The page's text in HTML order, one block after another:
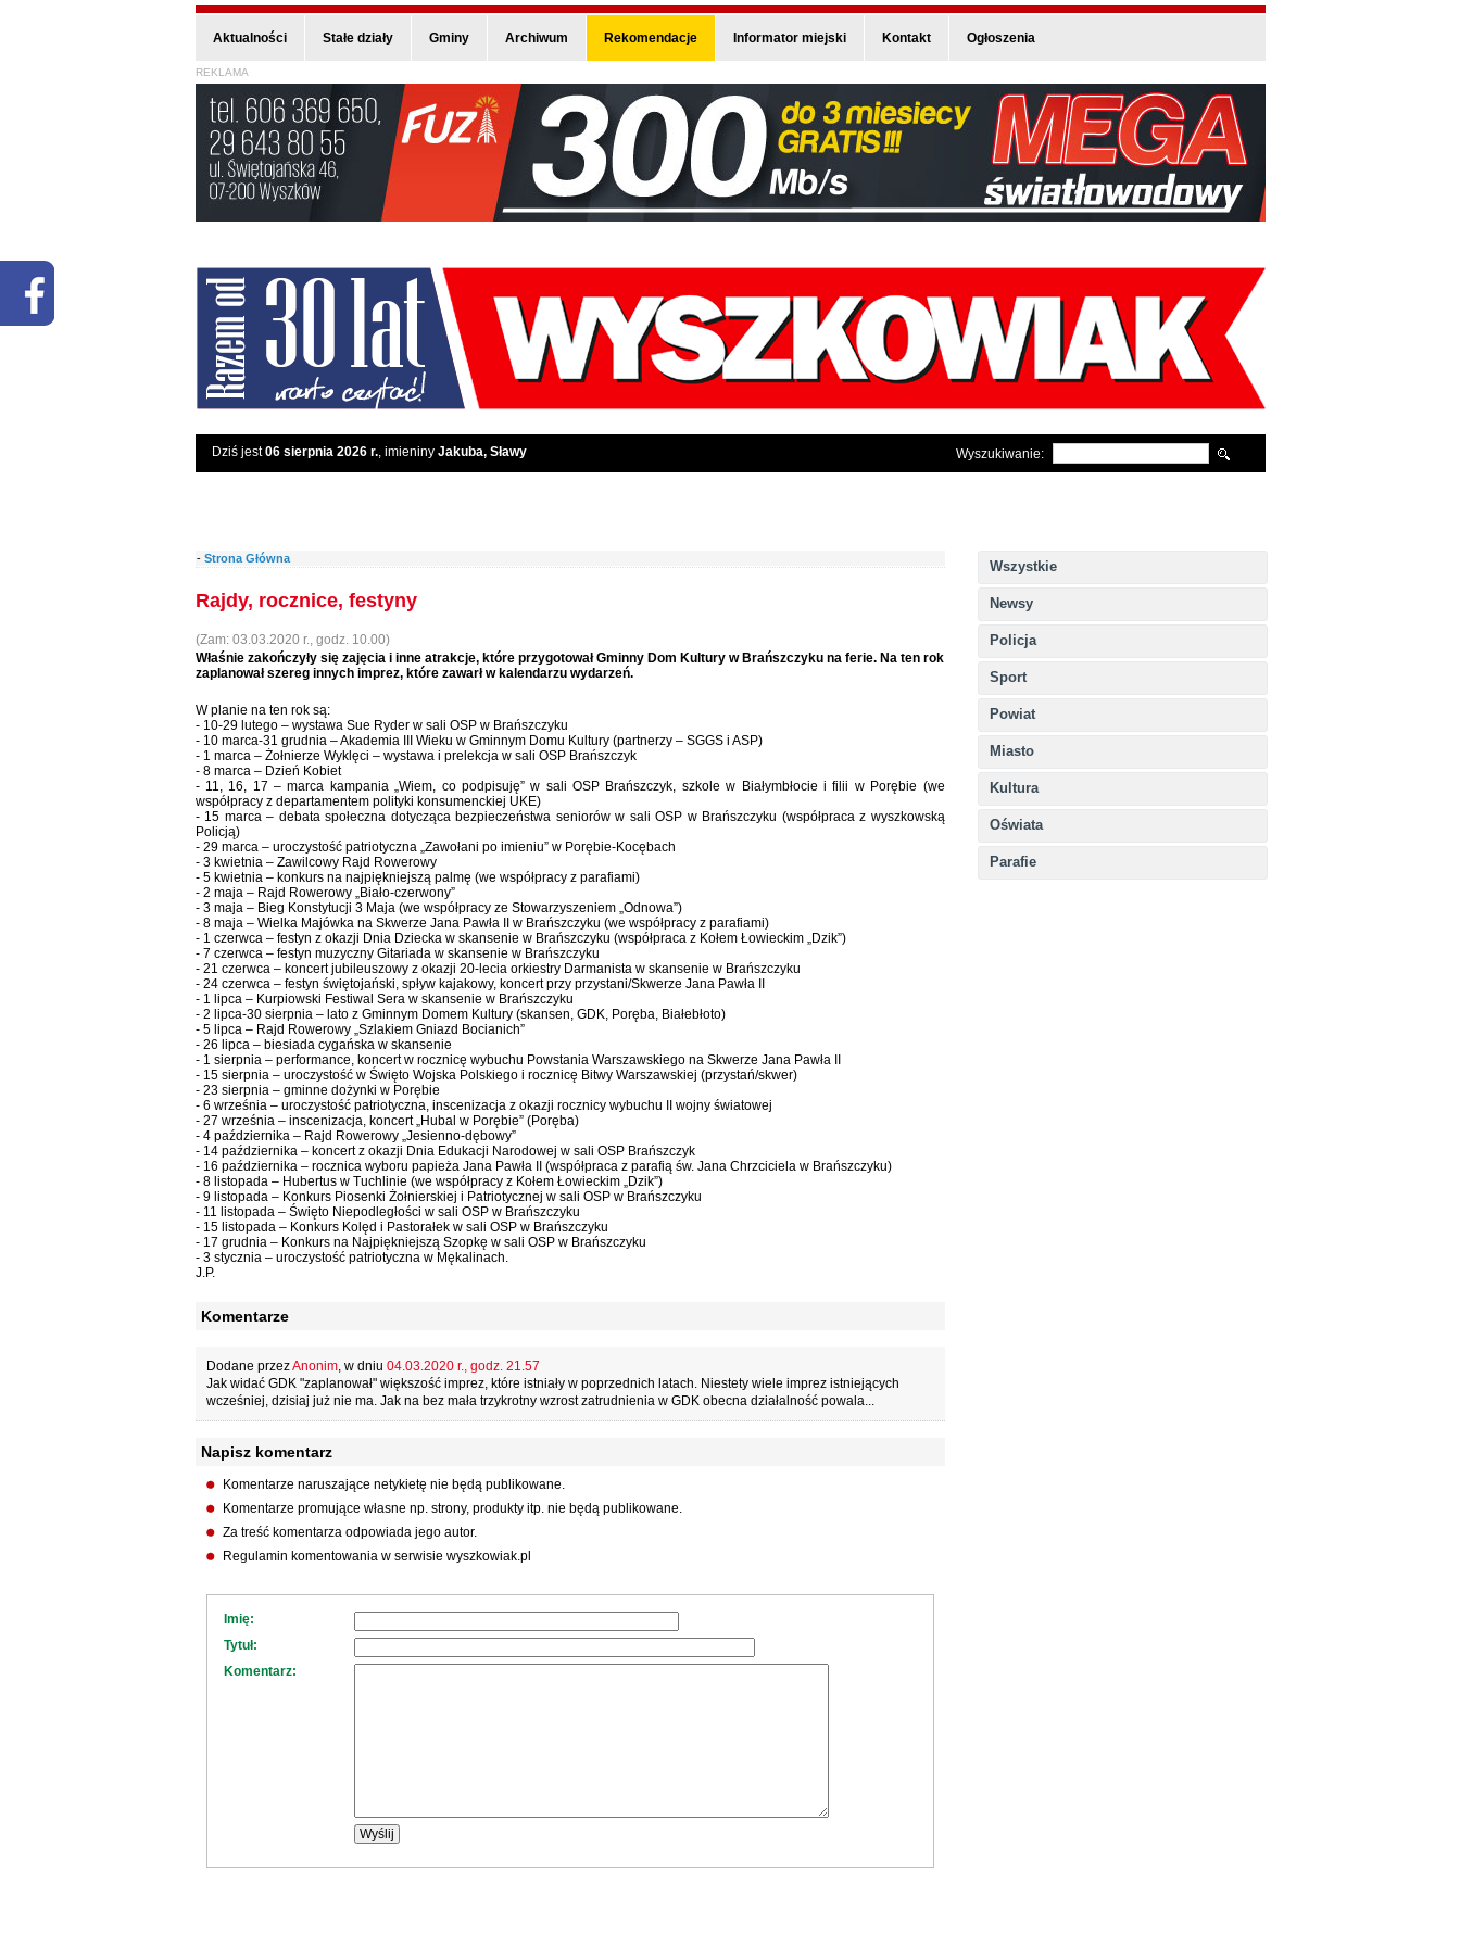
Aktualności Stałe działy Gminy Archiwum Rekomendacje Informator miejski Kontakt Ogłoszenia
REKLAMA
Dziś jest06 sierpnia 2026 r., imieniny Jakuba, Sławy Wyszukiwanie:
Wszystkie
Newsy
Policja
Sport
Powiat
Miasto
Kultura
Oświata
Parafie
- Strona Główna
Rajdy, rocznice, festyny
(Zam: 03.03.2020 r., godz. 10.00)
Właśnie zakończyły się zajęcia i inne atrakcje, które przygotował Gminny Dom Kultury w Brańszczyku na ferie. Na ten rok
zaplanował szereg innych imprez, które zawarł w kalendarzu wydarzeń.
W planie na ten rok są:
- 10-29 lutego – wystawa Sue Ryder w sali OSP w Brańszczyku
- 10 marca-31 grudnia – Akademia III Wieku w Gminnym Domu Kultury (partnerzy – SGGS i ASP)
- 1 marca – Żołnierze Wyklęci – wystawa i prelekcja w sali OSP Brańszczyk
- 8 marca – Dzień Kobiet
- 11, 16, 17 – marca kampania „Wiem, co podpisuję” w sali OSP Brańszczyk, szkole w Białymbłocie i filii w Porębie (we
współpracy z departamentem polityki konsumenckiej UKE)
- 15 marca – debata społeczna dotycząca bezpieczeństwa seniorów w sali OSP w Brańszczyku (współpraca z wyszkowską
Policją)
- 29 marca – uroczystość patriotyczna „Zawołani po imieniu” w Porębie-Kocębach
- 3 kwietnia – Zawilcowy Rajd Rowerowy
- 5 kwietnia – konkurs na najpiękniejszą palmę (we współpracy z parafiami)
- 2 maja – Rajd Rowerowy „Biało-czerwony”
- 3 maja – Bieg Konstytucji 3 Maja (we współpracy ze Stowarzyszeniem „Odnowa”)
- 8 maja – Wielka Majówka na Skwerze Jana Pawła II w Brańszczyku (we współpracy z parafiami)
- 1 czerwca – festyn z okazji Dnia Dziecka w skansenie w Brańszczyku (współpraca z Kołem Łowieckim „Dzik”)
- 7 czerwca – festyn muzyczny Gitariada w skansenie w Brańszczyku
- 21 czerwca – koncert jubileuszowy z okazji 20-lecia orkiestry Darmanista w skansenie w Brańszczyku
- 24 czerwca – festyn świętojański, spływ kajakowy, koncert przy przystani/Skwerze Jana Pawła II
- 1 lipca – Kurpiowski Festiwal Sera w skansenie w Brańszczyku
- 2 lipca-30 sierpnia – lato z Gminnym Domem Kultury (skansen, GDK, Poręba, Białebłoto)
- 5 lipca – Rajd Rowerowy „Szlakiem Gniazd Bocianich”
- 26 lipca – biesiada cygańska w skansenie
- 1 sierpnia – performance, koncert w rocznicę wybuchu Powstania Warszawskiego na Skwerze Jana Pawła II
- 15 sierpnia – uroczystość w Święto Wojska Polskiego i rocznicę Bitwy Warszawskiej (przystań/skwer)
- 23 sierpnia – gminne dożynki w Porębie
- 6 września – uroczystość patriotyczna, inscenizacja z okazji rocznicy wybuchu II wojny światowej
- 27 września – inscenizacja, koncert „Hubal w Porębie” (Poręba)
- 4 października – Rajd Rowerowy „Jesienno-dębowy”
- 14 października – koncert z okazji Dnia Edukacji Narodowej w sali OSP Brańszczyk
- 16 października – rocznica wyboru papieża Jana Pawła II (współpraca z parafią św. Jana Chrzciciela w Brańszczyku)
- 8 listopada – Hubertus w Tuchlinie (we współpracy z Kołem Łowieckim „Dzik”)
- 9 listopada – Konkurs Piosenki Żołnierskiej i Patriotycznej w sali OSP w Brańszczyku
- 11 listopada – Święto Niepodległości w sali OSP w Brańszczyku
- 15 listopada – Konkurs Kolęd i Pastorałek w sali OSP w Brańszczyku
- 17 grudnia – Konkurs na Najpiękniejszą Szopkę w sali OSP w Brańszczyku
- 3 stycznia – uroczystość patriotyczna w Mękalinach.
J.P.
Komentarze
Dodane przezAnonim, w dniu 04.03.2020 r., godz. 21.57
Jak widać GDK "zaplanował" większość imprez, które istniały w poprzednich latach. Niestety wiele imprez istniejących
wcześniej, dzisiaj już nie ma. Jak na bez mała trzykrotny wzrost zatrudnienia w GDK obecna działalność powala...
Napisz komentarz
Komentarze naruszające netykietę nie będą publikowane.
Komentarze promujące własne np. strony, produkty itp. nie będą publikowane.
Za treść komentarza odpowiada jego autor.
Regulamin komentowania w serwisie wyszkowiak.pl
Imię:
Tytuł:
Komentarz: